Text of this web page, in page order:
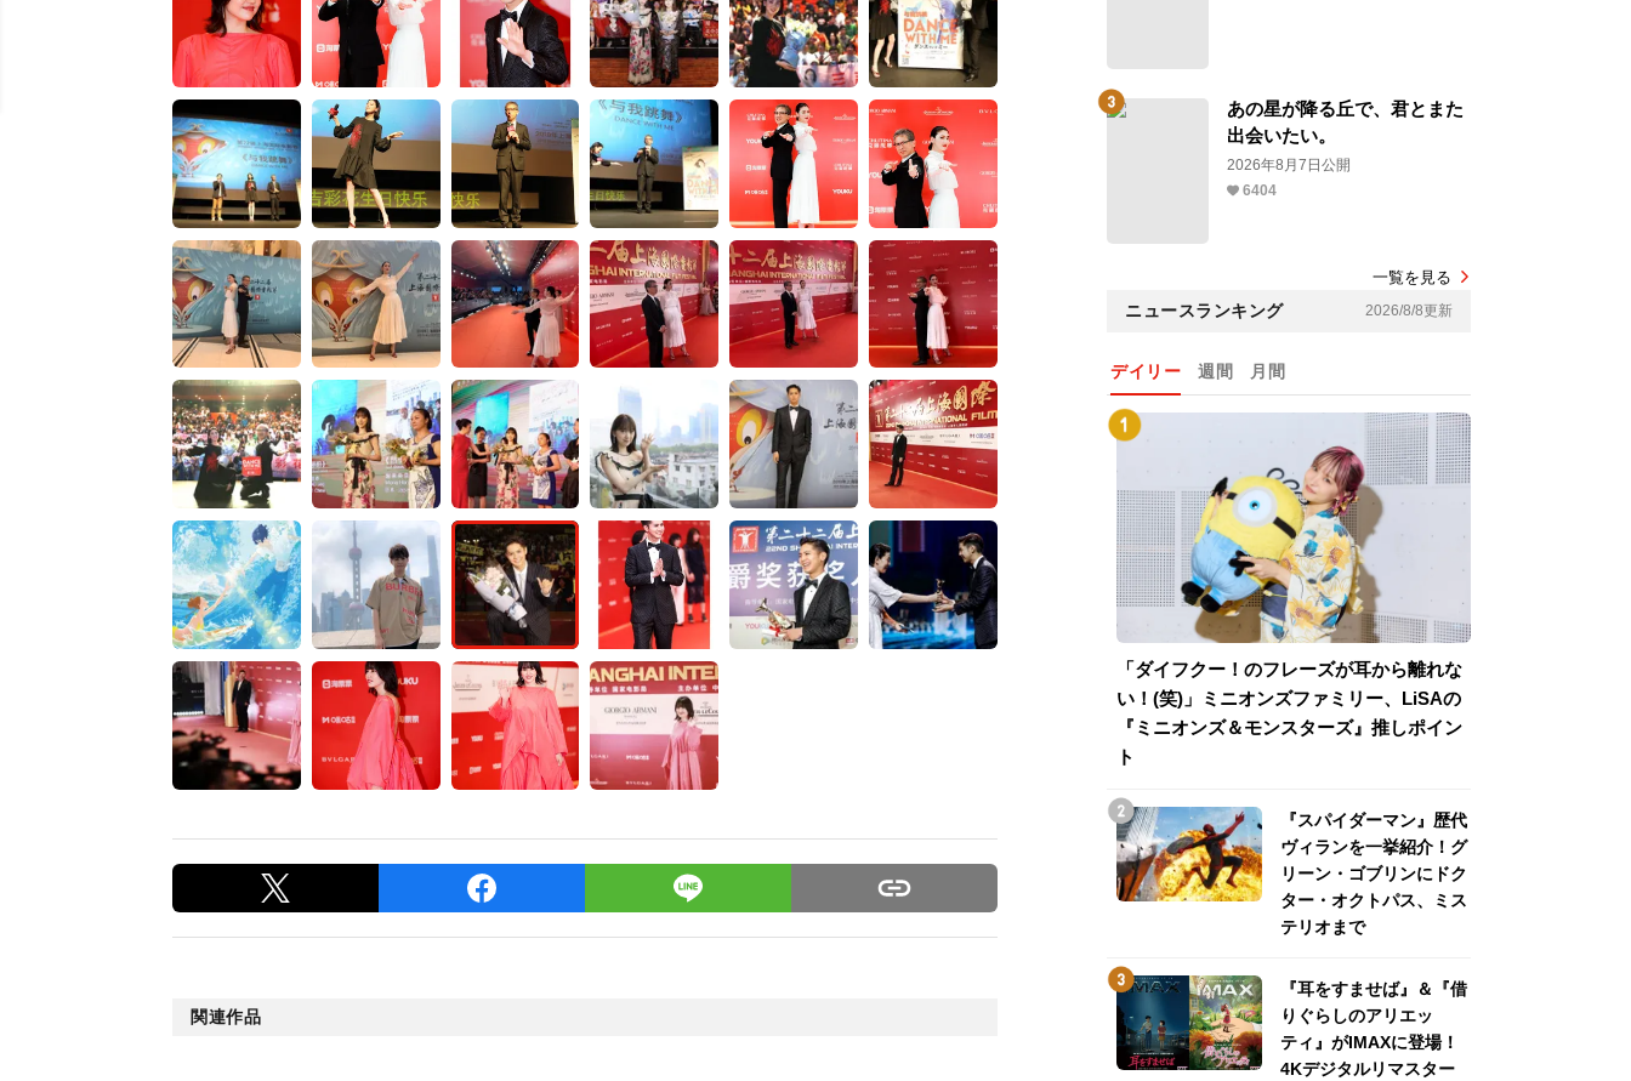
関連作品
あの星が降る丘で、君とまた
出会いたい。
2026年8月7日公開
6404
一覧を見る
ニュースランキング 2026/8/8更新
デイリー 週間 月間
「ダイフクー！のフレーズが耳から離れな
い！(笑)」ミニオンズファミリー、LiSAの
『ミニオンズ＆モンスターズ』推しポイン
ト
『スパイダーマン』歴代
ヴィランを一挙紹介！グ
リーン・ゴブリンにドク
ター・オクトパス、ミス
テリオまで
『耳をすませば』＆『借
りぐらしのアリエッ
ティ』がIMAXに登場！
4Kデジタルリマスター